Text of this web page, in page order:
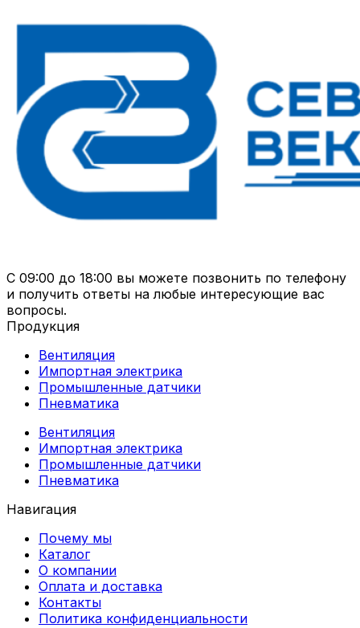
С 09:00 до 18:00 вы можете позвонить по телефону
и получить ответы на любые интересующие вас
вопросы.
Продукция
Вентиляция
Импортная электрика
Промышленные датчики
Пневматика
Вентиляция
Импортная электрика
Промышленные датчики
Пневматика
Навигация
Почему мы
Каталог
О компании
Оплата и доставка
Контакты
Политика конфиденциальности